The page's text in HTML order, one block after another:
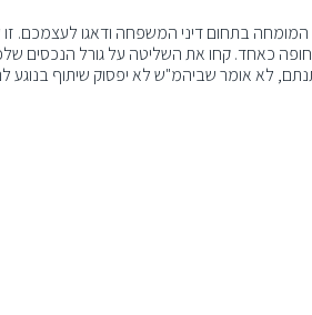
בתחום דיני המשפחה ודאגו לעצמכם.
כאחד. קחו את השליטה על גורל הנכסים
לא אומר שביהמ"ש לא יפסוק שיתוף בנוגע